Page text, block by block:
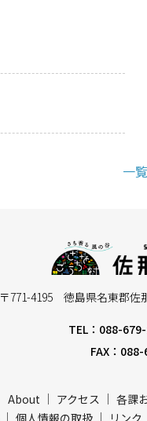
一
〒771-4195 徳島県名東郡佐
TEL：088-679-
FAX：
About アクセス 各課